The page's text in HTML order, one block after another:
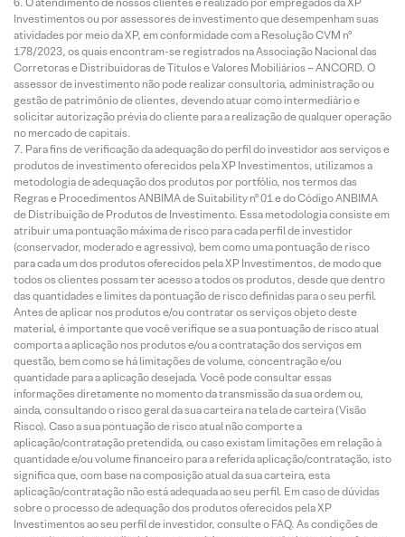
Investimentos ou por assessores de investimento que desempenham suas
atividades por meio da XP, em conformidade com a Resolução CVM nº
178/2023, os quais encontram-se registrados na Associação Nacional das
Corretoras e Distribuidoras de Títulos e Valores Mobiliários – ANCORD. O
assessor de investimento não pode realizar consultoria, administração ou
gestão de patrimônio de clientes, devendo atuar como intermediário e
solicitar autorização prévia do cliente para a realização de qualquer operação
no mercado de capitais.
Para fins de verificação da adequação do perfil do investidor aos serviços e
produtos de investimento oferecidos pela XP Investimentos, utilizamos a
metodologia de adequação dos produtos por portfólio, nos termos das
Regras e Procedimentos ANBIMA de Suitability nº 01 e do Código ANBIMA
de Distribuição de Produtos de Investimento. Essa metodologia consiste em
atribuir uma pontuação máxima de risco para cada perfil de investidor
(conservador, moderado e agressivo), bem como uma pontuação de risco
para cada um dos produtos oferecidos pela XP Investimentos, de modo que
todos os clientes possam ter acesso a todos os produtos, desde que dentro
das quantidades e limites da pontuação de risco definidas para o seu perfil.
Antes de aplicar nos produtos e/ou contratar os serviços objeto deste
material, é importante que você verifique se a sua pontuação de risco atual
comporta a aplicação nos produtos e/ou a contratação dos serviços em
questão, bem como se há limitações de volume, concentração e/ou
quantidade para a aplicação desejada. Você pode consultar essas
informações diretamente no momento da transmissão da sua ordem ou,
ainda, consultando o risco geral da sua carteira na tela de carteira (Visão
Risco). Caso a sua pontuação de risco atual não comporte a
aplicação/contratação pretendida, ou caso existam limitações em relação à
quantidade e/ou volume financeiro para a referida aplicação/contratação, isto
significa que, com base na composição atual da sua carteira, esta
aplicação/contratação não está adequada ao seu perfil. Em caso de dúvidas
sobre o processo de adequação dos produtos oferecidos pela XP
Investimentos ao seu perfil de investidor, consulte o FAQ. As condições de